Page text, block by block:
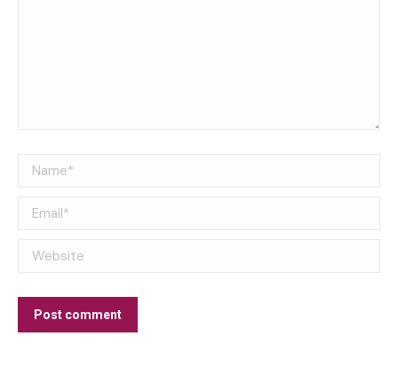
Name *
Email *
Website
Post comment